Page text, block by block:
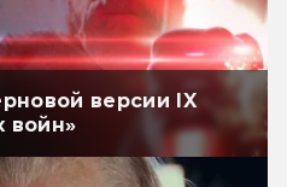
версии IX
войн»